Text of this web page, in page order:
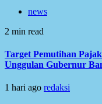
news
2 min read
Target Pemutihan
Unggulan Gubernur
1 hari ago redaksi